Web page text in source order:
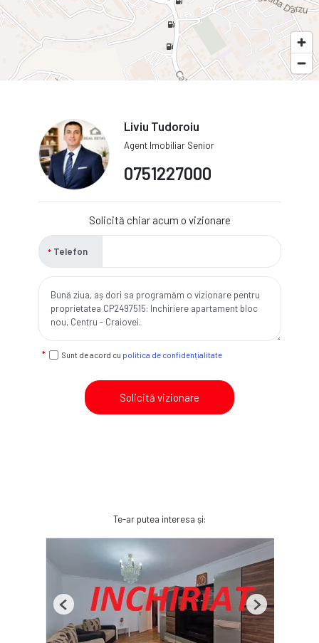
Liviu Tudoroiu
Agent Imobiliar Senior
0751227000
Solicită chiar acum o vizionare
Telefon
Sunt de acord cu politica de confidențialitate
Solicită vizionare
Te-ar putea interesa și:
Previous Next